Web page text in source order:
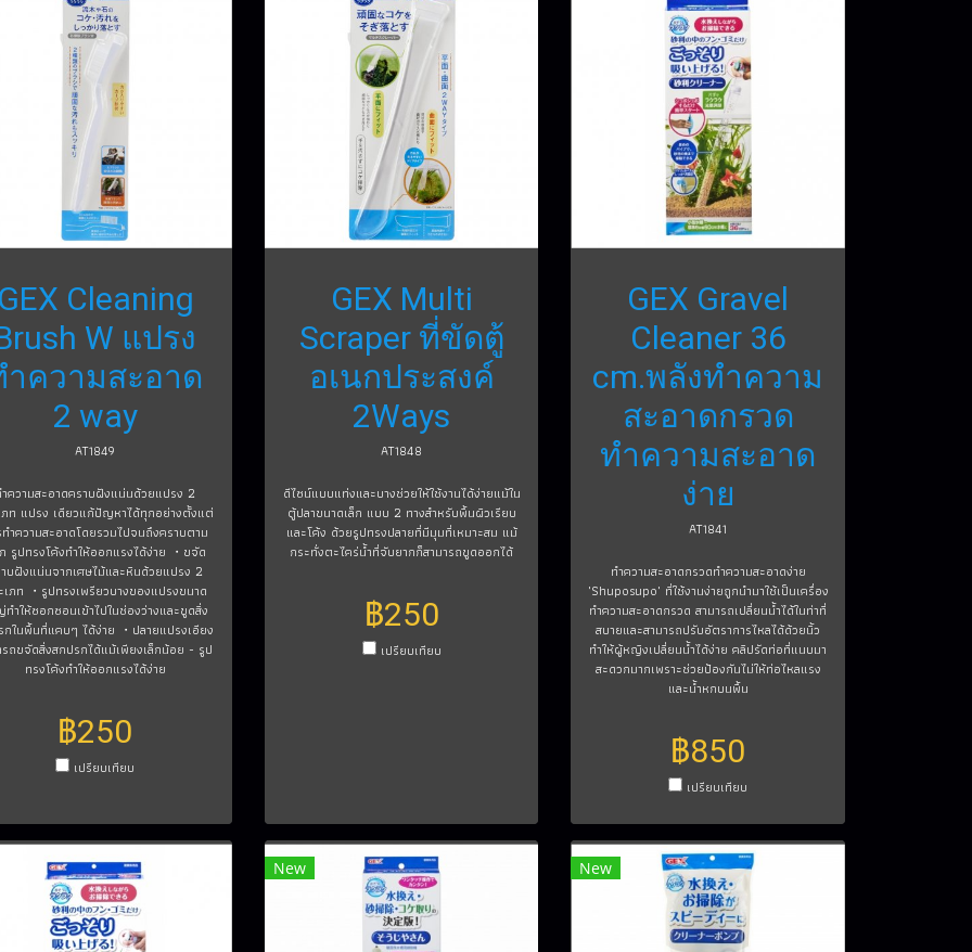
Cleaning
W แปรง
ความสะอาด
2 way
AT1849
ความสะอาดคราบฝังแน่นด้วยแปรง 2
ภท แปรง เดียวแก้ปัญหาได้ทุกอย่างตั้งแต่
ำความสะอาดโดยรวมไปจนถึงคราบตาม
รูปทรงโค้งทำให้ออกแรงได้ง่าย ・ขจัด
บฝังแน่นจากเศษไม้และหินด้วยแปรง 2
เภท ・รูปทรงเพรียวบางของแปรงขนาด
ำให้ซอกซอนเข้าไปในช่องว่างและขูดสิ่ง
กในพื้นที่แคบๆ ได้ง่าย ・ปลายแปรงเอียง
รถขจัดสิ่งสกปรกได้แม้เพียงเล็กน้อย - รูป
ทรงโค้งทำให้ออกแรงได้ง่าย
฿250
เปรียบเทียบ
GEX Multi
Scraper ที่ขัดตู้
อเนกประสงค์
2Ways
AT1848
ดีไซน์แบบแท่งและบางช่วยให้ใช้งานได้ง่ายแม้ใน
ตู้ปลาขนาดเล็ก แบบ 2 ทางสำหรับพื้นผิวเรียบ
และโค้ง ด้วยรูปทรงปลายที่มีมุมที่เหมาะสม แม้
กระทั่งตะไคร่น้ำที่จับยากก็สามารถขูดออกได้
฿250
เปรียบเทียบ
GEX Gravel
Cleaner 36
cm.พลังทำความ
สะอาดกรวด
ทำความสะอาด
ง่าย
AT1841
ทำความสะอาดกรวดทำความสะอาดง่าย
"Shuposupo" ที่ใช้งานง่ายถูกนำมาใช้เป็นเครื่อง
ทำความสะอาดกรวด สามารถเปลี่ยนน้ำได้ในท่าที่
สบายและสามารถปรับอัตราการไหลได้ด้วยนิ้ว
ทำให้ผู้หญิงเปลี่ยนน้ำได้ง่าย คลิปรัดท่อที่แนบมา
สะดวกมากเพราะช่วยป้องกันไม่ให้ท่อไหลแรง
และน้ำหกบนพื้น
฿850
เปรียบเทียบ
New New